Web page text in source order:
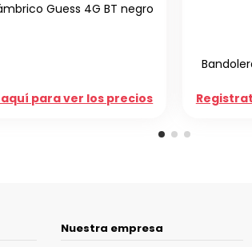
precios
Cable Devia Smart
Registrate aquí para
Nuestra empresa